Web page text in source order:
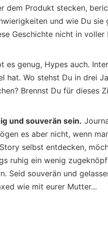
dem Produkt stecken,
und wie Du sie
Geschichte nicht in
es genug, Hypes auch.
hat. Wo stehst Du in drei
Brennst Du für dieses
und souverän sein.
es aber nicht, wenn
selbst entdecken,
ruhig ein wenig
Seid souverän und
wie mit eurer Mutter...